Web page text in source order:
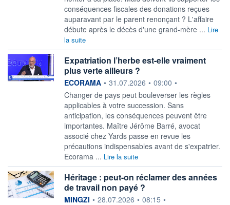
conséquences fiscales des donations reçues
auparavant par le parent renonçant ? L'affaire
débute après le décès d'une grand-mère ... Lire
la suite
Expatriation l’herbe est-elle vraiment
plus verte ailleurs ?
information fournie par
ECORAMA • 31.07.2026 • 09:00 •
Changer de pays peut bouleverser les règles
applicables à votre succession. Sans
anticipation, les conséquences peuvent être
importantes. Maître Jérôme Barré, avocat
associé chez Yards passe en revue les
précautions indispensables avant de s'expatrier.
Ecorama ... Lire la suite
Héritage : peut-on réclamer des années
de travail non payé ?
information fournie par
MINGZI • 28.07.2026 • 08:15 •